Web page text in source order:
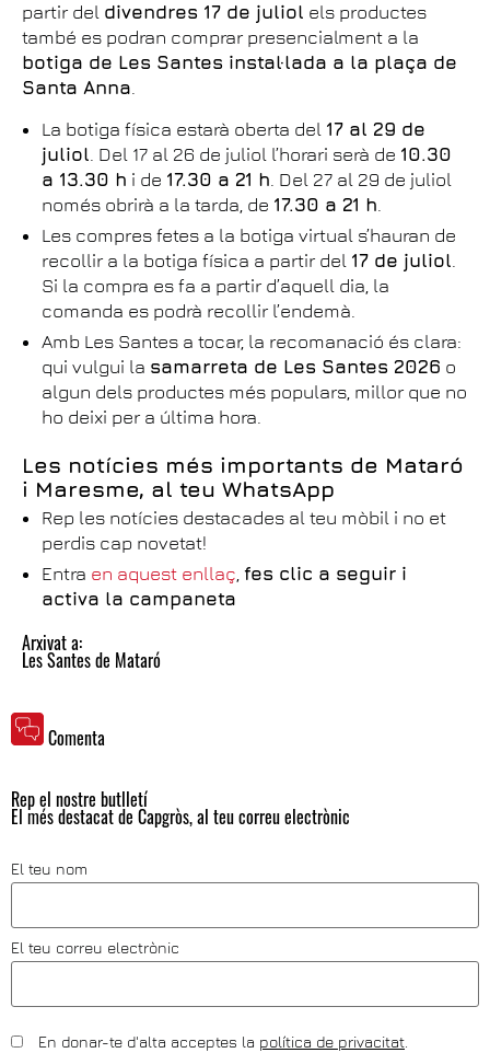
partir del divendres 17 de juliol els productes
també es podran comprar presencialment a la
botiga de Les Santes instal·lada a la plaça de
Santa Anna.
La botiga física estarà oberta del 17 al 29 de
juliol. Del 17 al 26 de juliol l’horari serà de 10.30
a 13.30 h i de 17.30 a 21 h. Del 27 al 29 de juliol
només obrirà a la tarda, de 17.30 a 21 h.
Les compres fetes a la botiga virtual s’hauran de
recollir a la botiga física a partir del 17 de juliol.
Si la compra es fa a partir d’aquell dia, la
comanda es podrà recollir l’endemà.
Amb Les Santes a tocar, la recomanació és clara:
qui vulgui la samarreta de Les Santes 2026 o
algun dels productes més populars, millor que no
ho deixi per a última hora.
Les notícies més importants de Mataró
i Maresme, al teu WhatsApp
Rep les notícies destacades al teu mòbil i no et
perdis cap novetat!
Entra en aquest enllaç, fes clic a seguir i
activa la campaneta
Arxivat a:
Les Santes de Mataró
Comenta
Rep el nostre butlletí
El més destacat de Capgròs, al teu correu electrònic
El teu nom
El teu correu electrònic
En donar-te d'alta acceptes la política de privacitat